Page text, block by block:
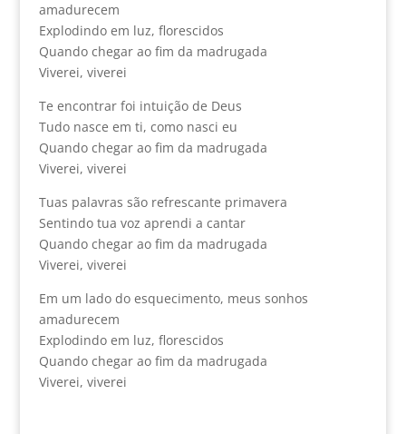
amadurecem
Explodindo em luz, florescidos
Quando chegar ao fim da madrugada
Viverei, viverei
Te encontrar foi intuição de Deus
Tudo nasce em ti, como nasci eu
Quando chegar ao fim da madrugada
Viverei, viverei
Tuas palavras são refrescante primavera
Sentindo tua voz aprendi a cantar
Quando chegar ao fim da madrugada
Viverei, viverei
Em um lado do esquecimento, meus sonhos
amadurecem
Explodindo em luz, florescidos
Quando chegar ao fim da madrugada
Viverei, viverei